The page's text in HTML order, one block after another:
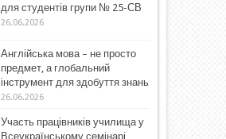
для студентів групи № 25-СВ
26.06.2026
Англійська мова – не просто
предмет, а глобальний
інструмент для здобуття знань
26.06.2026
Участь працівників училища у
Всеукраїнському семінарі